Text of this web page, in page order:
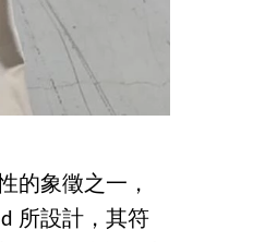
的象徵之一，
所設計，其符